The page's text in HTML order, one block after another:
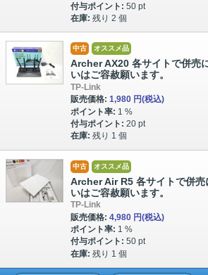
付与ポイント: 50 pt
在庫: 残り 2 個
中古 オススメ品
Archer AX20 各サイトで併売
いはご容赦願います。
TP-Link
販売価格: 1,980 円(税込)
ポイント率: 1 %
付与ポイント: 20 pt
在庫: 残り 1 個
中古 オススメ品
Archer Air R5 各サイトで併売
いはご容赦願います。
TP-Link
販売価格: 4,980 円(税込)
ポイント率: 1 %
付与ポイント: 50 pt
在庫: 残り 1 個